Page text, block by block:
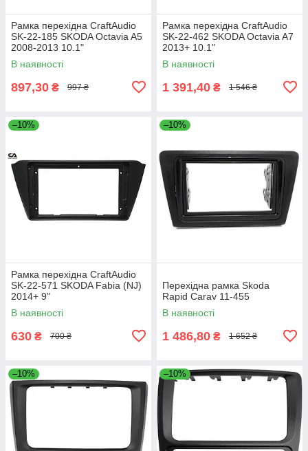
Рамка перехідна CraftAudio
SK-22-185 SKODA Octavia A5
2008-2013 10.1"
В наявності
897,30 ₴ 997 ₴
Рамка перехідна CraftAudio
SK-22-462 SKODA Octavia A7
2013+ 10.1"
В наявності
1 391,40 ₴ 1 546 ₴
–10%
Рамка перехідна CraftAudio
SK-22-571 SKODA Fabia (NJ)
2014+ 9"
В наявності
630 ₴ 700 ₴
–10%
Перехідна рамка Skoda
Rapid Carav 11-455
В наявності
1 486,80 ₴ 1 652 ₴
–10% –10%